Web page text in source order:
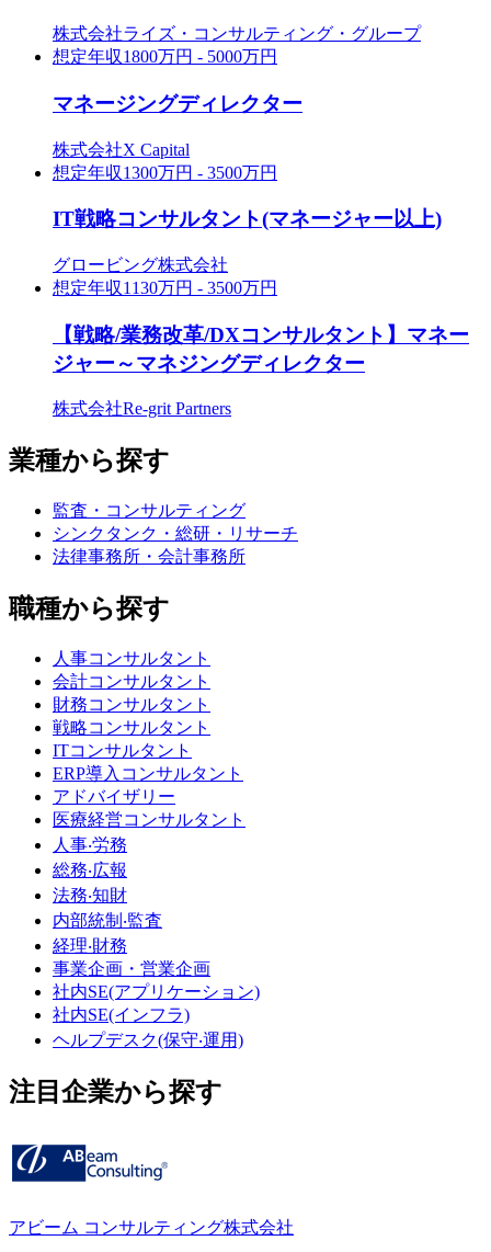
株式会社ライズ・コンサルティング・グループ
想定年収1800万円 - 5000万円
マネージングディレクター
株式会社X Capital
想定年収1300万円 - 3500万円
IT戦略コンサルタント(マネージャー以上)
グロービング株式会社
想定年収1130万円 - 3500万円
【戦略/業務改革/DXコンサルタント】マネー
ジャー～マネジングディレクター
株式会社Re-grit Partners
業種から探す
監査・コンサルティング
シンクタンク・総研・リサーチ
法律事務所・会計事務所
職種から探す
人事コンサルタント
会計コンサルタント
財務コンサルタント
戦略コンサルタント
ITコンサルタント
ERP導入コンサルタント
アドバイザリー
医療経営コンサルタント
人事‧労務
総務‧広報
法務‧知財
内部統制‧監査
経理‧財務
事業企画・営業企画
社内SE(アプリケーション)
社内SE(インフラ)
ヘルプデスク(保守‧運用)
注目企業から探す
アビーム コンサルティング株式会社